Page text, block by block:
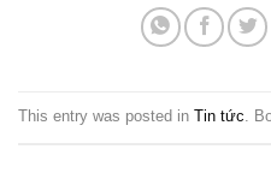
This entry was posted in Tin tức.